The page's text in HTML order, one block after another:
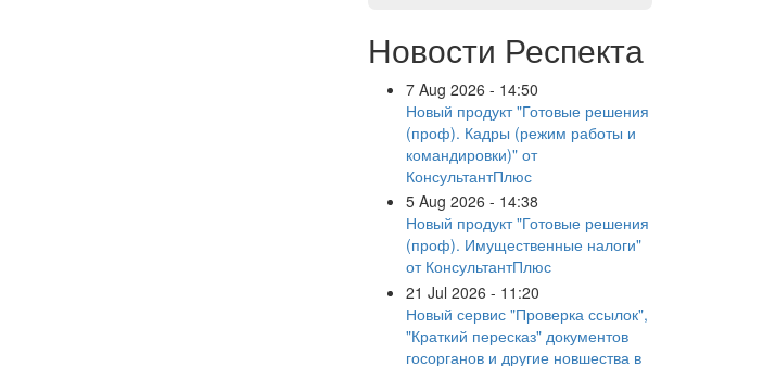
Новости Респекта
7 Aug 2026 - 14:50
Новый продукт "Готовые решения
(проф). Кадры (режим работы и
командировки)" от
КонсультантПлюс
5 Aug 2026 - 14:38
Новый продукт "Готовые решения
(проф). Имущественные налоги"
от КонсультантПлюс
21 Jul 2026 - 11:20
Новый сервис "Проверка ссылок",
"Краткий пересказ" документов
госорганов и другие новшества в